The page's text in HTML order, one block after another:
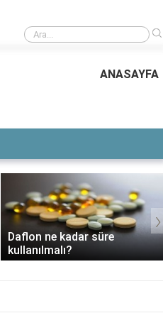
Ev yapımı açma böreği kaç kat olur?
ANASAYFA
3 Aylık Bebek Günde Kaç CC
Mama Yer?
›